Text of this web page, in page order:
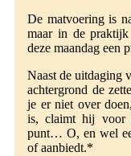
De matvoering is
maar in de
deze maandag een
Naast de uitdaging
achtergrond de
je er niet over
is, claimt hij voor
punt… O, en wel
of aanbiedt.*